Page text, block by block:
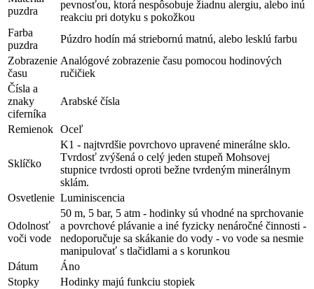
puzdra
pevnosťou, ktorá nespôsobuje žiadnu alergiu, alebo inú
reakciu pri dotyku s pokožkou
Farba
puzdra
Púzdro hodín má striebornú matnú, alebo lesklú farbu
Zobrazenie
času
Analógové zobrazenie času pomocou hodinových
ručičiek
Čísla a
znaky
ciferníka
Arabské čísla
Remienok Oceľ
Sklíčko
K1 - najtvrdšie povrchovo upravené minerálne sklo.
Tvrdosť zvýšená o celý jeden stupeň Mohsovej
stupnice tvrdosti oproti bežne tvrdeným minerálnym
sklám.
Osvetlenie Luminiscencia
Odolnosť
voči vode
50 m, 5 bar, 5 atm - hodinky sú vhodné na sprchovanie
a povrchové plávanie a iné fyzicky nenáročné činnosti -
nedoporučuje sa skákanie do vody - vo vode sa nesmie
manipulovať s tlačidlami a s korunkou
Dátum
Áno
Stopky
Hodinky majú funkciu stopiek